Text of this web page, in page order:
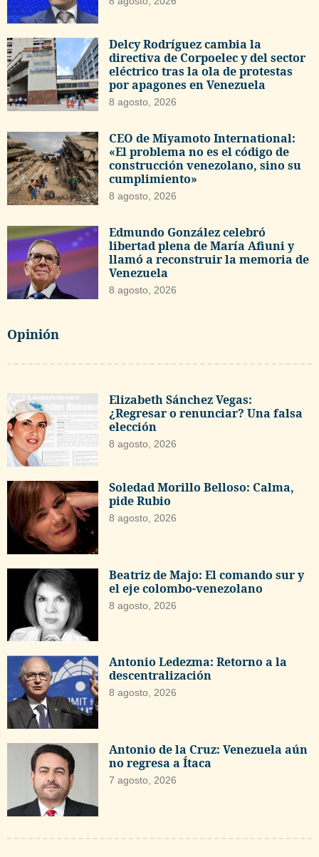
Delcy Rodríguez cambia la
directiva de Corpoelec y del sector
eléctrico tras la ola de protestas
por apagones en Venezuela
8 agosto, 2026
CEO de Miyamoto International:
«El problema no es el código de
construcción venezolano, sino su
cumplimiento»
8 agosto, 2026
Edmundo González celebró
libertad plena de María Afiuni y
llamó a reconstruir la memoria de
Venezuela
8 agosto, 2026
Opinión
Elizabeth Sánchez Vegas:
¿Regresar o renunciar? Una falsa
elección
8 agosto, 2026
Soledad Morillo Belloso: Calma,
pide Rubio
8 agosto, 2026
Beatriz de Majo: El comando sur y
el eje colombo-venezolano
8 agosto, 2026
Antonio Ledezma: Retorno a la
descentralización
8 agosto, 2026
Antonio de la Cruz: Venezuela aún
no regresa a Ítaca
7 agosto, 2026